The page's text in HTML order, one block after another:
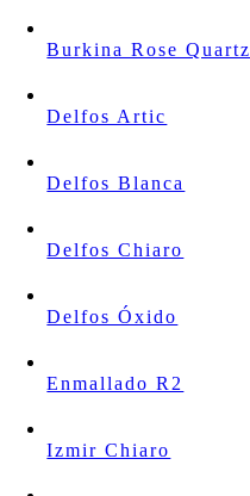
Burkina Rose Quartz
Delfos Artic
Delfos Blanca
Delfos Chiaro
Delfos Óxido
Enmallado R2
Izmir Chiaro